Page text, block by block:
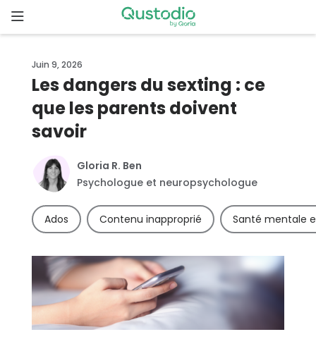
to
content
d’accueil
Pourquoi
Qustodio
Fonctionnalités
Démarrer
Téléchargements
Tarifs
Juin 9, 2026
Les dangers du sexting : ce
que les parents doivent
savoir
Gloria R. Ben
Psychologue et neuropsychologue
Ados Contenu inapproprié Santé mentale